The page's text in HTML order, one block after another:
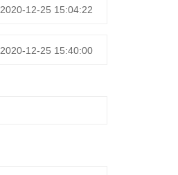
2020-12-25 15:04:22
2020-12-25 15:40:00